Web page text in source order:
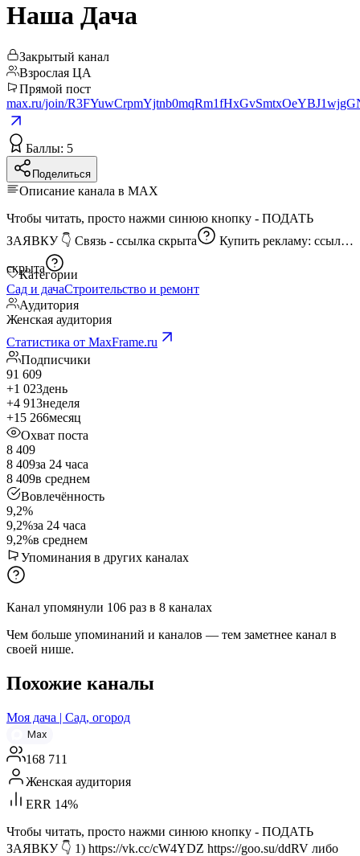
Наша Дача
Закрытый канал
Взрослая ЦА
Прямой пост
max.ru/join/
Баллы: 5
Поделиться
Описание канала в MAX
Чтобы читать, просто нажми синюю кнопку - ПОДАТЬ
ЗАЯВКУ 👇 Связь - ссылка скрыта Купить рекламу: ссылка
скрыта
Категории
Сад и дачаСтроительство и ремонт
Аудитория
Женская аудитория
Статистика от MaxFrame.ru
Подписчики
91 609
+1 023день
+4 913неделя
+15 266месяц
Охват поста
8 409
8 409за 24 часа
8 409в среднем
Вовлечённость
9,2%
9,2%за 24 часа
9,2%в среднем
Упоминания в других каналах
Канал упомянули 106 раз в 8 каналах
Чем больше упоминаний и каналов — тем заметнее канал в
своей нише.
Похожие каналы
Моя дача | Сад, огород
Max
168 711
Женская аудитория
ERR 14%
Чтобы читать, просто нажми синюю кнопку - ПОДАТЬ
ЗАЯВКУ 👇 1) https://vk.cc/cW4YDZ https://goo.su/ddRV либо